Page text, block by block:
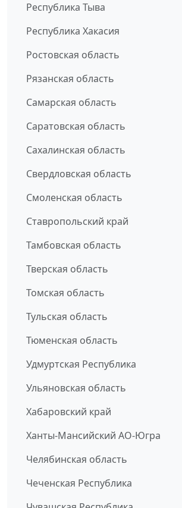
Республика Тыва
Республика Хакасия
Ростовская область
Рязанская область
Самарская область
Саратовская область
Сахалинская область
Свердловская область
Смоленская область
Ставропольский край
Тамбовская область
Тверская область
Томская область
Тульская область
Тюменская область
Удмуртская Республика
Ульяновская область
Хабаровский край
Ханты-Мансийский АО-Югра
Челябинская область
Чеченская Республика